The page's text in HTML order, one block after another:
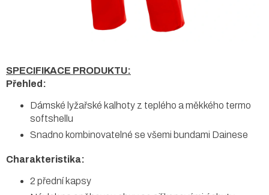
SPECIFIKACE PRODUKTU:
Přehled:
Dámské lyžařské kalhoty z teplého a měkkého termo
softshellu
Snadno kombinovatelné se všemi bundami Dainese
Charakteristika:
2 přední kapsy